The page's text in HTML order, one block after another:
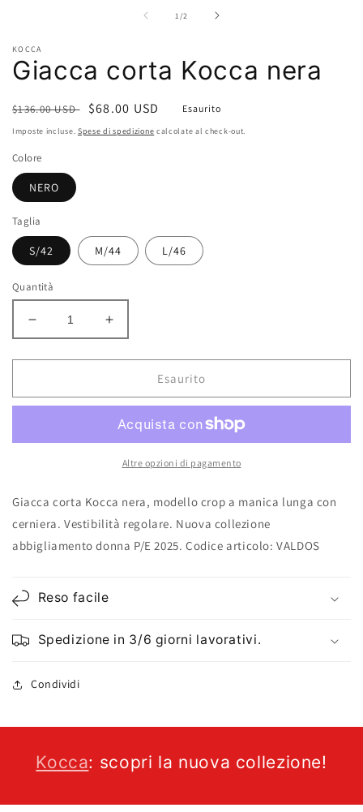
finestra
modale
1/su2
KOCCA
Giacca corta Kocca nera
Prezzo
di
$136.00 USD
Prezzo
scontato
$68.00 USD Esaurito
Imposte incluse. Spese di spedizione calcolate al check-out.
Colore
NERO
Taglia
S/42 M/44 L/46
Quantità
Diminuisci
quantità
per
corta
Aumenta
quantità
per
corta
nera
Esaurito
Altre opzioni di pagamento
Giacca corta Kocca nera, modello crop a manica lunga con
cerniera. Vestibilità regolare. Nuova collezione
abbigliamento donna P/E 2025. Codice articolo: VALDOS
Reso facile
Spedizione in 3/6 giorni lavorativi.
Condividi
Kocca: scopri la nuova collezione!